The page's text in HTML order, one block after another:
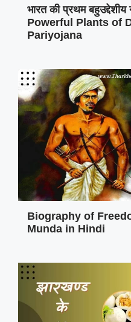
भारत की प्रथम बहुउद्देशीय
Powerful Plants of
Pariyojana
Biography of
Munda in Hindi